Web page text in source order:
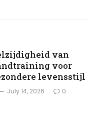
van
voor
levensstijl
July 14, 2026 0